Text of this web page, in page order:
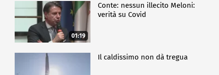
01:19
Conte: nessun illecito Meloni:
verità su Covid
Il caldissimo non dà tregua